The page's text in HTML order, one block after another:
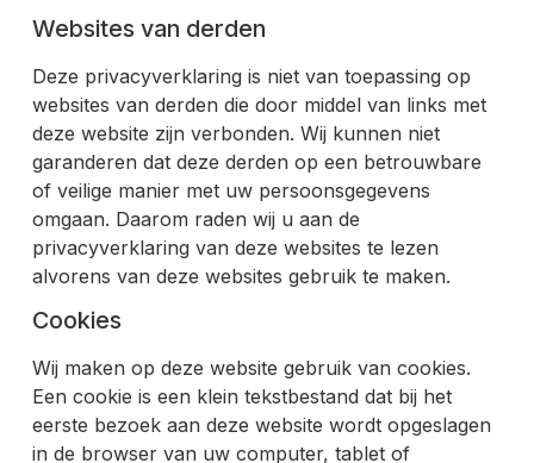
Websites van derden
Deze privacyverklaring is niet van toepassing op
websites van derden die door middel van links met
deze website zijn verbonden. Wij kunnen niet
garanderen dat deze derden op een betrouwbare
of veilige manier met uw persoonsgegevens
omgaan. Daarom raden wij u aan de
privacyverklaring van deze websites te lezen
alvorens van deze websites gebruik te maken.
Cookies
Wij maken op deze website gebruik van cookies.
Een cookie is een klein tekstbestand dat bij het
eerste bezoek aan deze website wordt opgeslagen
in de browser van uw computer, tablet of